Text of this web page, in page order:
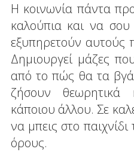
Η κοινωνία πάντα
καλούπια και να σου
εξυπηρετούν
Δημιουργεί μάζες
από το πώς θα τα
ζήσουν θεωρητικά
κάποιου άλλου. Σε
να μπεις στο
όρους.